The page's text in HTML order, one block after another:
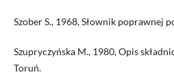
Szober S., 1968, Słownik poprawnej
Szupryczyńska M., 1980, Opis
Toruń.